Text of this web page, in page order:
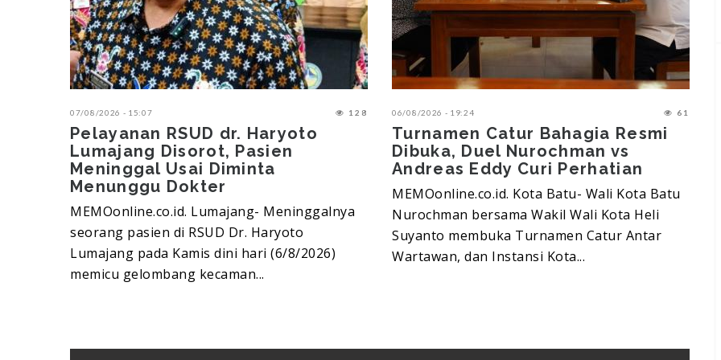
07/08/2026 - 15:07 128
Pelayanan RSUD dr. Haryoto
Lumajang Disorot, Pasien
Meninggal Usai Diminta
Menunggu Dokter
MEMOonline.co.id. Lumajang-‎ Meninggalnya
seorang pasien di RSUD Dr. Haryoto
Lumajang pada Kamis dini hari (6/8/2026)
memicu gelombang kecaman...
06/08/2026 - 19:24 61
Turnamen Catur Bahagia Resmi
Dibuka, Duel Nurochman vs
Andreas Eddy Curi Perhatian
MEMOonline.co.id. Kota Batu- Wali Kota Batu
Nurochman bersama Wakil Wali Kota Heli
Suyanto membuka Turnamen Catur Antar
Wartawan, dan Instansi Kota...